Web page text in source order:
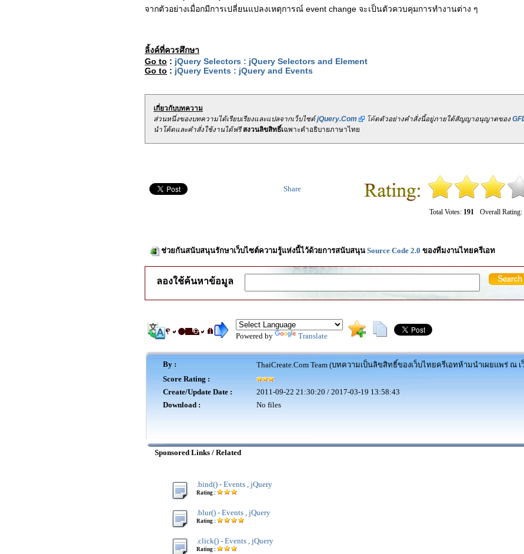
จากตัวอย่างเมื่อกมีการเปลี่ยนแปลงเหตุการณ์ event change จะเป็นตัวควบคุมการทำงานต่าง ๆ
ลิ้งค์ที่ควรศึกษา
Go to : jQuery Selectors : jQuery Selectors and Element
Go to : jQuery Events : jQuery and Events
เกี่ยวกับบทความ
ส่วนหนึ่งของบทความได้เรียบเรียงและแปลจากเว็บไซต์jQuery.Com โค้ดตัวอย่างคำสั่งนี้อยู่ภายใต้สัญญาอนุญาตของ
นำโค้ดและคำสั่งใช้งานได้ฟรีสงวนลิขสิทธิ์เฉพาะคำอธิบายภาษาไทย
Total Votes: 191 Overall Rating:
Share
ช่วยกันสนับสนุนรักษาเว็บไซต์ความรู้แห่งนี้ไว้ด้วยการสนับสนุน Source Code 2.0 ของทีมงานไทยครีเอท
ลองใช้ค้นหาข้อมูล
Powered by Translate
By :
ThaiCreate.Com Team (บทความเป็นลิขสิทธิ์ของเว็บไทยครีเอทห้ามนำเผยแพร่ ณ
Score Rating :
Create/Update Date :
2011-09-22 21:30:20 / 2017-03-19 13:58:43
Download :
No files
Sponsored Links / Related
.bind() - Events , jQuery
Rating :
.blur() - Events , jQuery
Rating :
.click() - Events , jQuery
Rating :